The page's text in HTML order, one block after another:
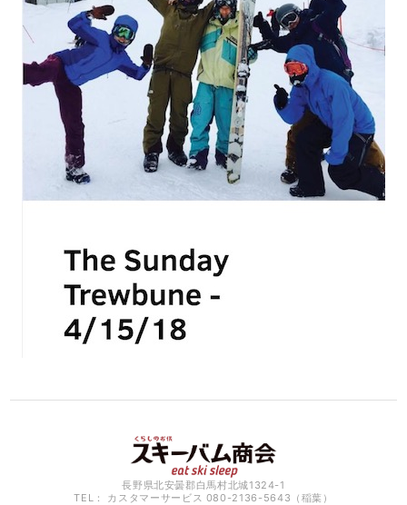
長野県北安曇郡白馬村北城1324-1
TEL： カスタマーサービス 080-2136-5643（稲葉）